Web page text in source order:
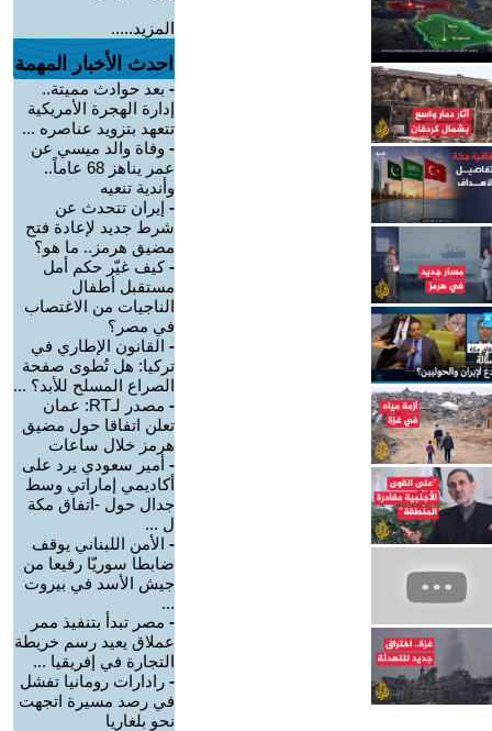
المزيد.....
احدث الأخبار المهمة
- بعد حوادث مميتة..
إدارة الهجرة الأمريكية
تتعهد بتزويد عناصره ...
- وفاة والد ميسي عن
عمر يناهز 68 عاماً..
وأندية تنعيه
- إيران تتحدث عن
شرط جديد لإعادة فتح
مضيق هرمز.. ما هو؟
-كيف غيّر حكم أمل
مستقبل أطفال
الناجيات من الاغتصاب
في مصر؟
- القانون الإطاري في
تركيا: هل تُطوى صفحة
الصراع المسلح للأبد؟ ...
-
مصدر لـRT: عمان
تعلن اتفاقا حول مضيق
هرمز خلال ساعات
- أمير سعودي يرد على
أكاديمي إماراتي وسط
جدال حول -اتفاق مكة
ل ...
- الأمن اللبناني يوقف
ضابطا سوريّا رفيعا من
جيش الأسد في بيروت
...
- مصر تبدأ بتنفيذ ممر
عملاق يعيد رسم خريطة
التجارة في إفريقيا ...
- رادارات رومانيا تفشل
في رصد مسيرة اتجهت
نحو بلغاريا